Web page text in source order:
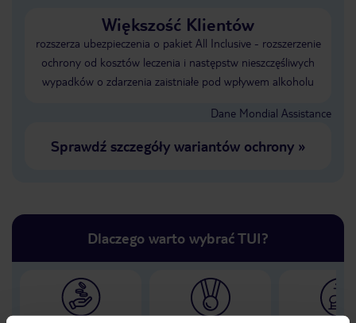
Większość Klientów
rozszerza ubezpieczenia o pakiet All Inclusive - rozszerzenie
ochrony od kosztów leczenia i następstw nieszczęśliwych
wypadków o zdarzenia zaistniałe pod wpływem alkoholu
Dane Mondial Assistance
Sprawdź szczegóły wariantów ochrony»
Dlaczego warto wybrać TUI?